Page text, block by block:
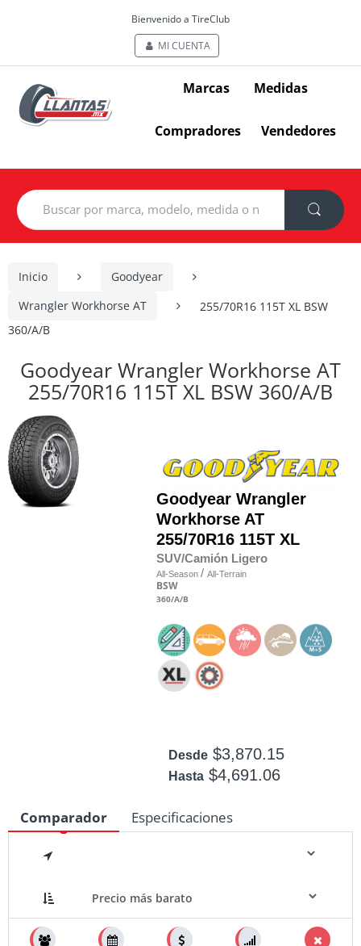
Bienvenido a TireClub
MI CUENTA
Marcas Medidas
Compradores Vendedores
Search
for:
Inicio
Goodyear
Wrangler Workhorse AT
255/70R16 115T XL BSW
360/A/B
Goodyear Wrangler Workhorse AT
255/70R16 115T XL BSW 360/A/B
Goodyear Wrangler
Workhorse AT
255/70R16 115T XL
SUV/Camión Ligero
All-Season / All-Terrain
BSW
360/A/B
Desde $3,870.15
Hasta $4,691.06
Comparador Especificaciones